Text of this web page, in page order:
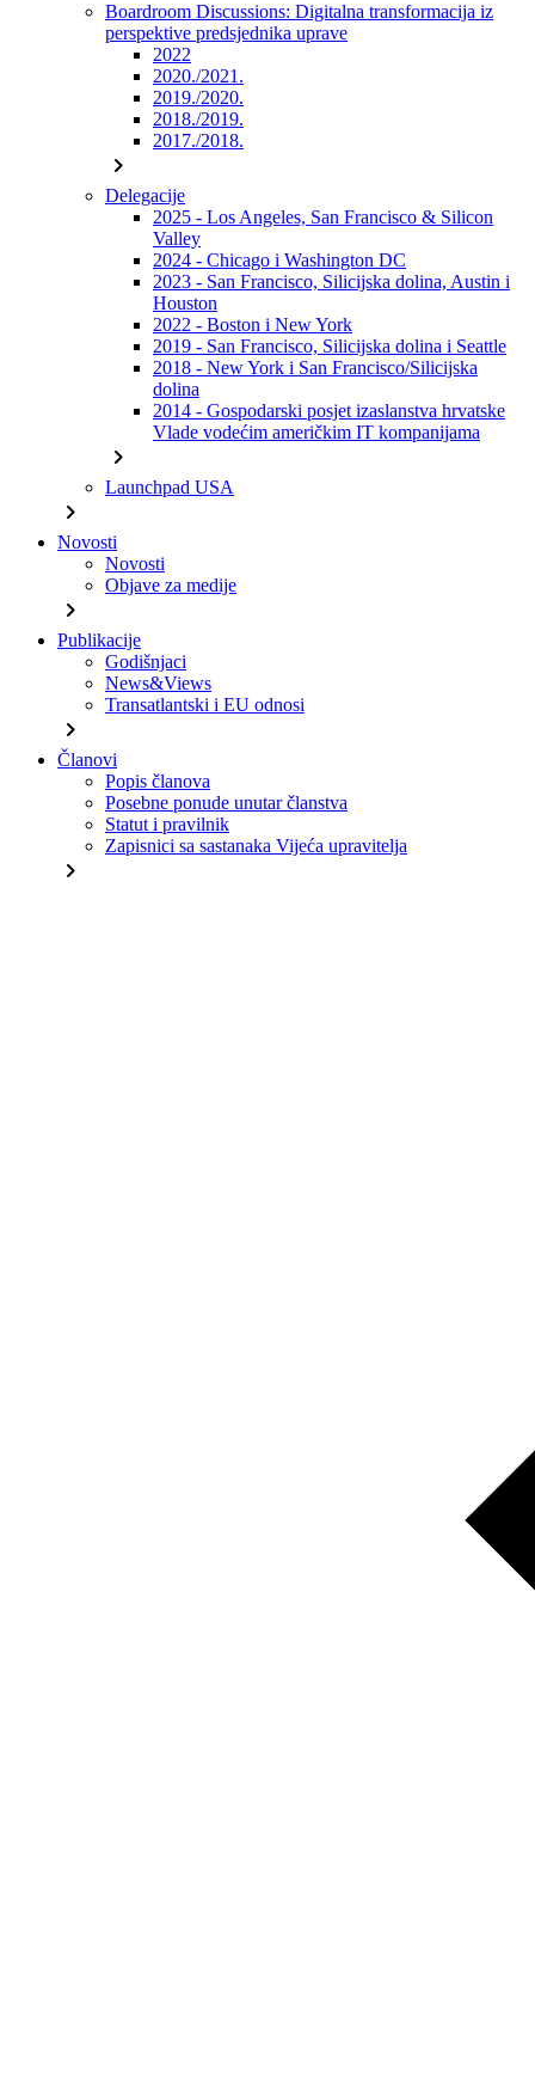
Boardroom Discussions: Digitalna transformacija iz
perspektive predsjednika uprave
2022
2020./2021.
2019./2020.
2018./2019.
2017./2018.
chevron_right
Delegacije
2025 - Los Angeles, San Francisco & Silicon
Valley
2024 - Chicago i Washington DC
2023 - San Francisco, Silicijska dolina, Austin i
Houston
2022 - Boston i New York
2019 - San Francisco, Silicijska dolina i Seattle
2018 - New York i San Francisco/Silicijska
dolina
2014 - Gospodarski posjet izaslanstva hrvatske
Vlade vodećim američkim IT kompanijama
chevron_right
Launchpad USA
chevron_right
Novosti
Novosti
Objave za medije
chevron_right
Publikacije
Godišnjaci
News&Views
Transatlantski i EU odnosi
chevron_right
Članovi
Popis članova
Posebne ponude unutar članstva
Statut i pravilnik
Zapisnici sa sastanaka Vijeća upravitelja
chevron_right